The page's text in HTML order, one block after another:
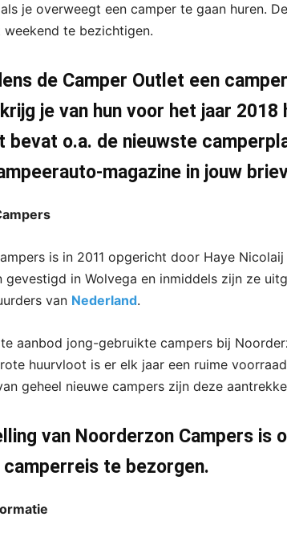
je overweegt een camper te gaan huren.
te bezichtigen.
de Camper Outlet een
je van hun voor het jaar 2018
bevat o.a. de nieuwste
magazine in jouw
is in 2011 opgericht door Haye
gevestigd in Wolvega en inmiddels zijn ze
van Nederland.
aanbod jong-gebruikte campers bij
huurvloot is er elk jaar een ruime
geheel nieuwe campers zijn deze
van Noorderzon Campers is
camperreis te bezorgen.